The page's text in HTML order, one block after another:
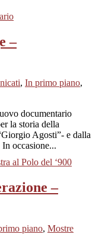
–
, In primo piano,
documentario
la storia della
Agosti”- e dalla
occasione...
–
piano, Mostre